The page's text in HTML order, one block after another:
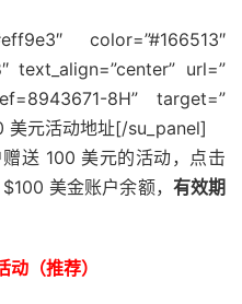
color=”#166513″
text_align=”center” url=”
8H” target=”
美元活动地址[/su_panel]
送 100 美元的活动，点击
美金账户余额， 有效期
（推荐）